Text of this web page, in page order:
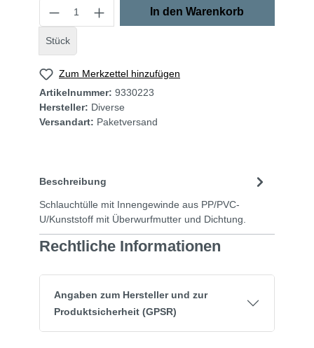
Stück
In den Warenkorb
Zum Merkzettel hinzufügen
Artikelnummer: 9330223
Hersteller: Diverse
Versandart: Paketversand
Beschreibung
Schlauchtülle mit Innengewinde aus PP/PVC-
U/Kunststoff mit Überwurfmutter und Dichtung.
Rechtliche Informationen
Angaben zum Hersteller und zur
Produktsicherheit (GPSR)